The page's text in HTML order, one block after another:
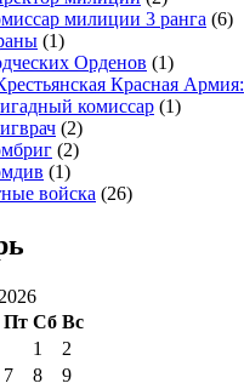
милиции 3 ранга (6)
(1)
Орденов (1)
Красная Армия:
комиссар (1)
(2)
(2)
(1)
войска (26)
Пт Сб Вс
1
2
7 8
9